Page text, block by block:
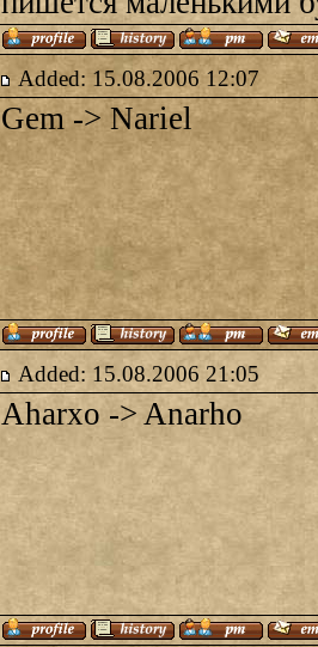
Added: 15.08.2006 12:07
Gem -> Nariel
Added: 15.08.2006 21:05
Aharxo -> Anarho